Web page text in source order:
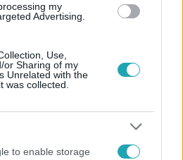
my
Advertising.
Use,
or Sharing of my
Unrelated with the
was collected.
to enable storage